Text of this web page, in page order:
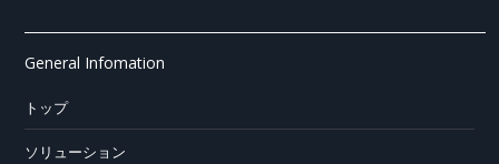
General Infomation
トップ
ソリューション